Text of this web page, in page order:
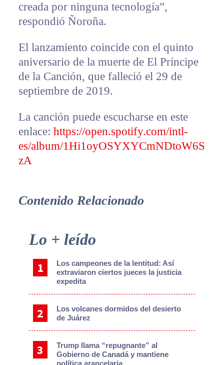
creada por ninguna tecnología”,
respondió Ñoroña.
El lanzamiento coincide con el quinto
aniversario de la muerte de El Príncipe
de la Canción, que falleció el 29 de
septiembre de 2019.
La canción puede escucharse en este
enlace: https://open.spotify.com/intl-
es/album/1Hi1oyOSYXYCmNDtoW6S
zA
Contenido Relacionado
Primary
Lo + leído
Los campeones de la lentitud: Así
extraviaron ciertos jueces la justicia
expedita
Los volcanes dormidos del desierto
de Juárez
Trump llama “repugnante” al
Gobierno de Canadá y mantiene